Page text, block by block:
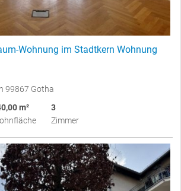
Wohnung im Stadtkern Wohnung
99867 Gotha
m²
3
Zimmer